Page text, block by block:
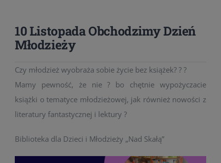
10 Listopada Obchodzimy Dzień
Młodzieży
Czy młodzież wyobraża sobie życie bez książek? ? ?
Mamy pewność, że nie ? bo chętnie wypożyczacie
książki o tematyce młodzieżowej, jak również nowości z
literatury fantastycznej i lektury ?
Biblioteka dla Dzieci i Młodzieży „Nad Skałą”